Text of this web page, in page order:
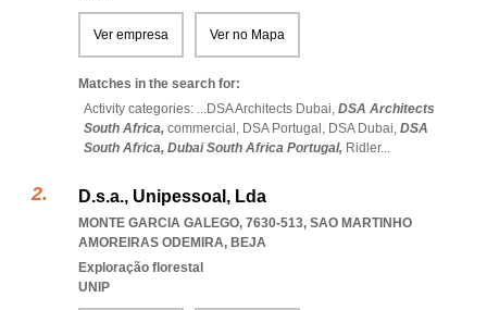
Ver empresa Ver no Mapa
Matches in the search for:
Activity categories: ...DSA Architects Dubai, DSA Architects
South Africa, commercial, DSA Portugal, DSA Dubai, DSA
South Africa, Dubai South Africa Portugal, Ridler...
D.s.a., Unipessoal, Lda
MONTE GARCIA GALEGO, 7630-513, SAO MARTINHO
AMOREIRAS ODEMIRA, BEJA
Exploração florestal
UNIP